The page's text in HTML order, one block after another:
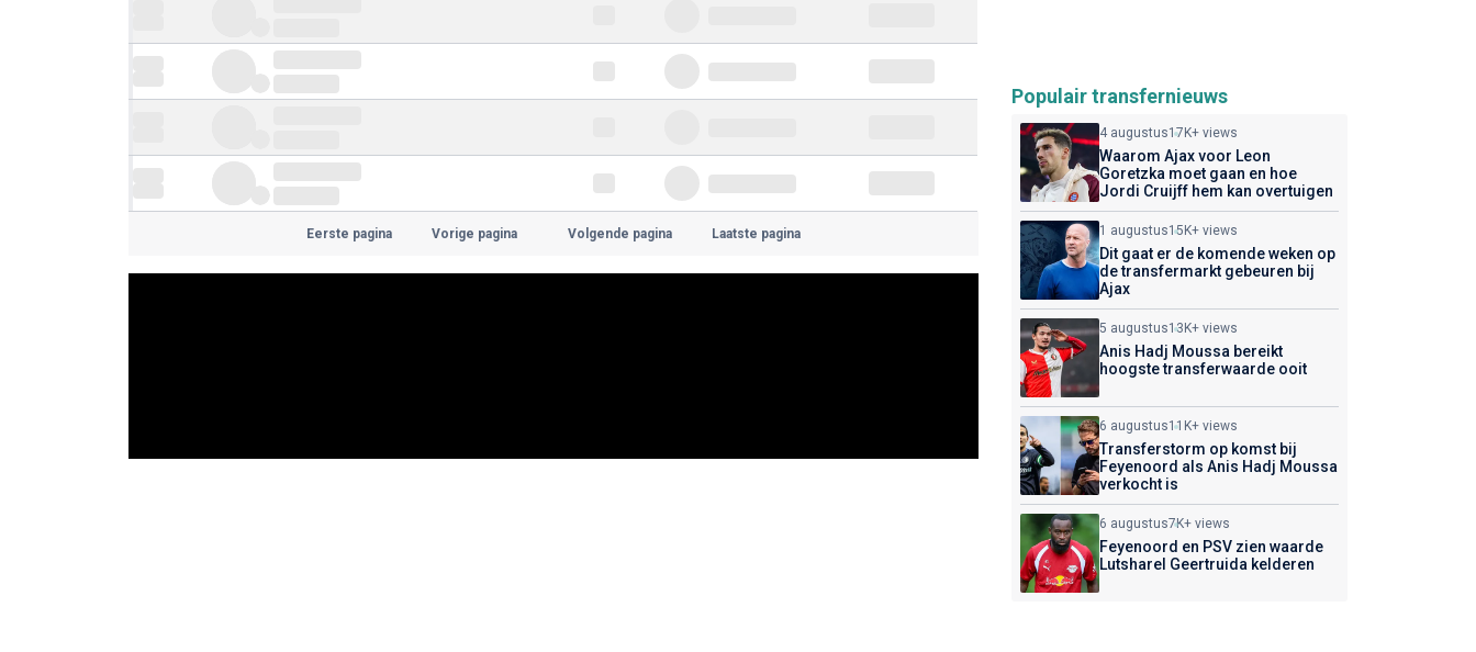
Eerste pagina Vorige pagina Volgende pagina Laatste pagina
Populair transfernieuws
4 augustus17K+ views
Waarom Ajax voor Leon
Goretzka moet gaan en hoe
Jordi Cruijff hem kan overtuigen
1 augustus15K+ views
Dit gaat er de komende weken op
de transfermarkt gebeuren bij
Ajax
5 augustus13K+ views
Anis Hadj Moussa bereikt
hoogste transferwaarde ooit
6 augustus11K+ views
Transferstorm op komst bij
Feyenoord als Anis Hadj Moussa
verkocht is
6 augustus7K+ views
Feyenoord en PSV zien waarde
Lutsharel Geertruida kelderen